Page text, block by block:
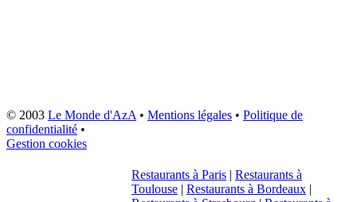
© 2003 Le Monde d'AzA• Mentions légales • Politique de
confidentialité •
Gestion cookies
Restaurants à Paris | Restaurants à
Toulouse | Restaurants à Bordeaux |